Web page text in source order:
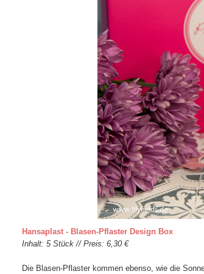
Hansaplast - Blasen-Pflaster Design Box
Inhalt: 5 Stück // Preis: 6,30 €
Die Blasen-Pflaster kommen ebenso, wie die